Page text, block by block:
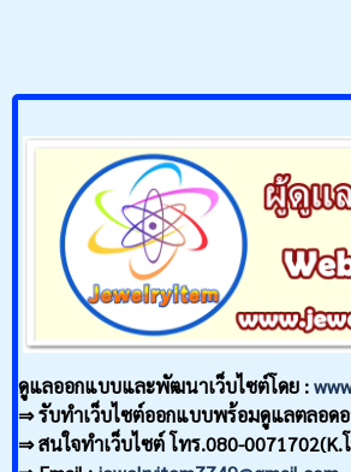
ดูแลออกแบบและพัฒนาเว็บไซต์โดย :
⇒ รับทำเว็บไซต์ออกแบบพร้อมดูแลตลอดอ
⇒ สนใจทำเว็บไซต์ โทร.080-0071702(K.